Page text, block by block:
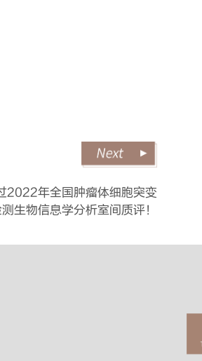
2022年全国肿瘤体细胞突变
生物信息学分析室间质评！